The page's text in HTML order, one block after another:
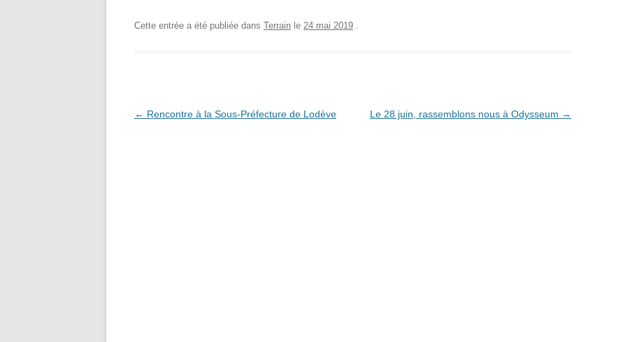
Cette entrée a été publiée dans Terrain le 24 mai 2019 .
Navigation
← Rencontre à la Sous-Préfecture de Lodève Le 28 juin, rassemblons nous à Odysseum →